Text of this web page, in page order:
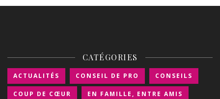
CATÉGORIES
ACTUALITÉS CONSEIL DE PRO CONSEILS
COUP DE CŒUR EN FAMILLE, ENTRE AMIS